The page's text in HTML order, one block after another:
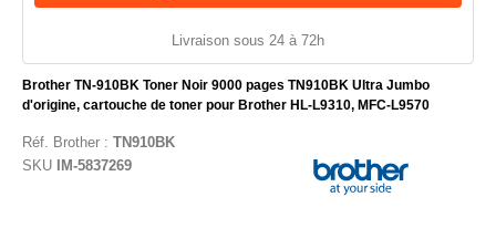
Brother TN-910BK Toner Noir 9000 pages TN910BK Ultra Jumbo
d'origine, cartouche de toner pour Brother HL-L9310, MFC-L9570
Réf. Brother: TN910BK
SKU
IM-5837269
Livraison sous 24 à 72h